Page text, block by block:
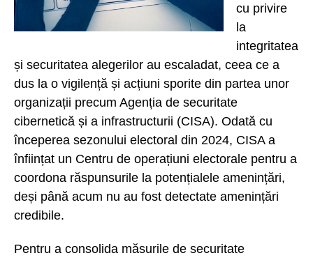
cu privire
la
integritatea
și securitatea alegerilor au escaladat, ceea ce a
dus la o vigilență și acțiuni sporite din partea unor
organizații precum Agenția de securitate
cibernetică și a infrastructurii (CISA). Odată cu
începerea sezonului electoral din 2024, CISA a
înființat un Centru de operațiuni electorale pentru a
coordona răspunsurile la potențialele amenințări,
deși până acum nu au fost detectate amenințări
credibile.
Pentru a consolida măsurile de securitate